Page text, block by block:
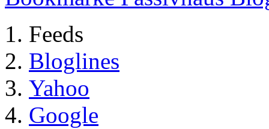
Feeds
Bloglines
Yahoo
Google